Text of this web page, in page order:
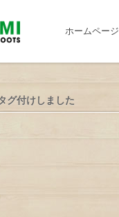
ホームページ
グ付けしました